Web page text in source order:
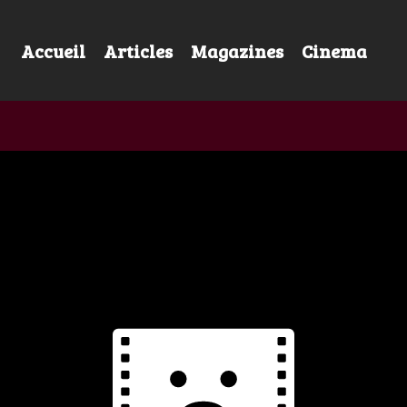
Accueil Articles Magazines Cinema